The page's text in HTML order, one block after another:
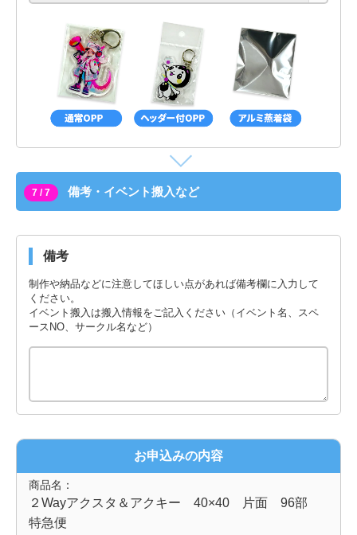
7 / 7 備考・イベント搬入など
備考
制作や納品などに注意してほしい点があれば備考欄に入力して
ください。
イベント搬入は搬入情報をご記入ください（イベント名、スペ
ースNO、サークル名など）
お申込みの内容
商品名：
２Wayアクスタ＆アクキー 40×40 片面 96部
特急便